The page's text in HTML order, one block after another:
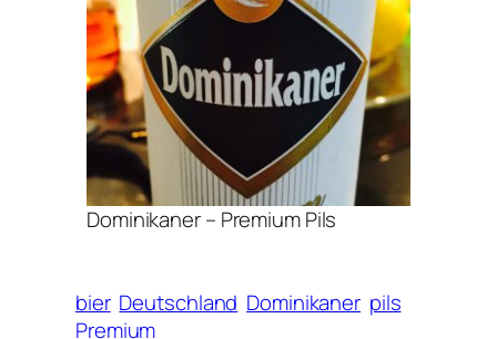
Dominikaner – Premium Pils
bier Deutschland Dominikaner pils
Premium